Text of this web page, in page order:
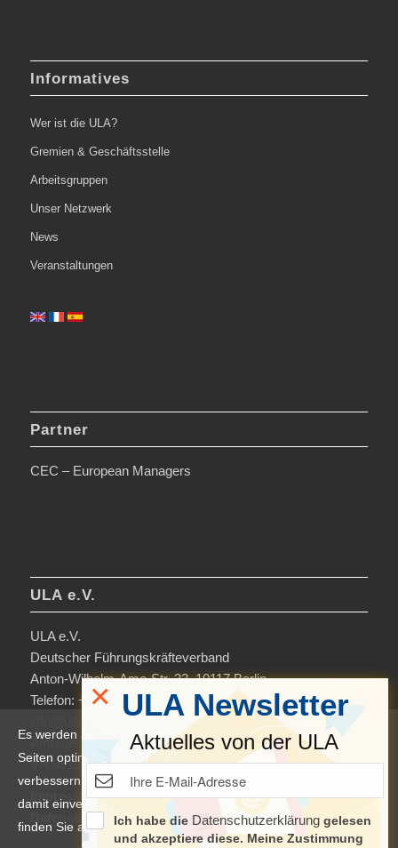
Informatives
Wer ist die ULA?
Gremien & Geschäftsstelle
Arbeitsgruppen
Unser Netzwerk
News
Veranstaltungen
Partner
CEC – European Managers
ULA e.V.
ULA e.V.
Deutscher Führungskräfteverband
Anton-Wilhelm-Amo-Str. 33, 10117 Berlin
Telefon: +49 30-306963-0
Amtsgericht Charlottenburg
VR 36138 B
Impressum
Datenschutzerklärung & Nutzungsbedingungen
Es werden auf dieser Website Cookies verwendet, um die
Seiten optimiert darzustellen und das Nutzererlebnis zu
verbessern. Durch die Nutzung unserer Seiten erklären Sie sich
damit einverstanden. Weitere Informationen und Einstellungen
finden Sie auch in der Datenschutzerklärung.
ULA Newsletter
Aktuelles von der ULA
Ich habe die Datenschutzerklärunggelesen
und akzeptiere diese. Meine Zustimmung
×